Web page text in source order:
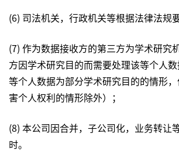
(6) 司法机关，行政机关等根据法律法规
(7) 作为数据接收方的第三方为学术研究
方因学术研究目的而需要处理该等个人
等个人数据为部分学术研究目的的情形
害个人权利的情形除外）；
(8) 本公司因合并，子公司化，业务转让
时。